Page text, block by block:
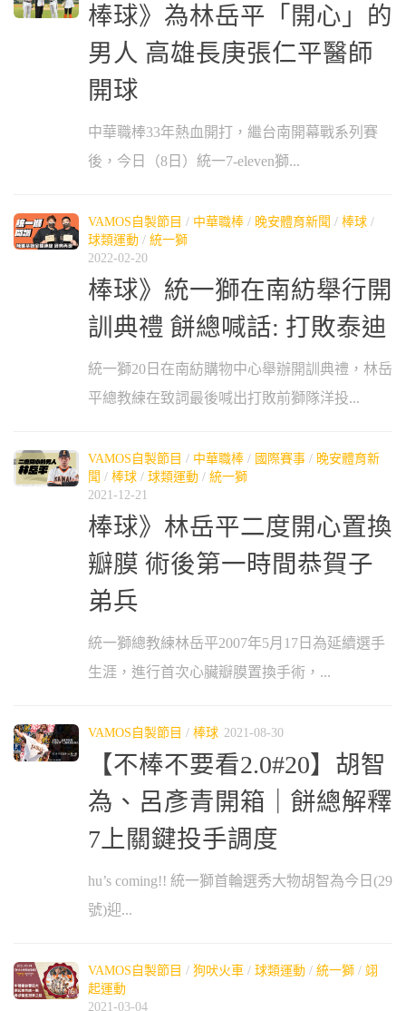
棒球》為林岳平「開心」的
男人 高雄長庚張仁平醫師
開球
中華職棒33年熱血開打，繼台南開幕戰系列賽
後，今日（8日）統一7-eleven獅...
VAMOS自製節目 / 中華職棒 / 晚安體育新聞 / 棒球 /
球類運動 / 統一獅
2022-02-20
棒球》統一獅在南紡舉行開
訓典禮 餅總喊話: 打敗泰迪
統一獅20日在南紡購物中心舉辦開訓典禮，林岳
平總教練在致詞最後喊出打敗前獅隊洋投...
VAMOS自製節目 / 中華職棒 / 國際賽事 / 晚安體育新
聞 / 棒球 / 球類運動 / 統一獅
2021-12-21
棒球》林岳平二度開心置換
瓣膜 術後第一時間恭賀子
弟兵
統一獅總教練林岳平2007年5月17日為延續選手
生涯，進行首次心臟瓣膜置換手術，...
VAMOS自製節目 / 棒球 2021-08-30
【不棒不要看2.0#20】胡智
為、呂彥青開箱｜餅總解釋
7上關鍵投手調度
hu’s coming!! 統一獅首輪選秀大物胡智為今日(29
號)迎...
VAMOS自製節目 / 狗吠火車 / 球類運動 / 統一獅 / 翊
起運動
2021-03-04